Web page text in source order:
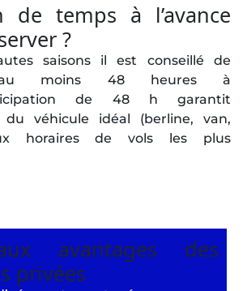
de temps à l’avance
?
saisons il est conseillé de
au moins 48 heures à
de 48 h garantit
du véhicule idéal (berline, van,
horaires de vols les plus
avantages des
privées